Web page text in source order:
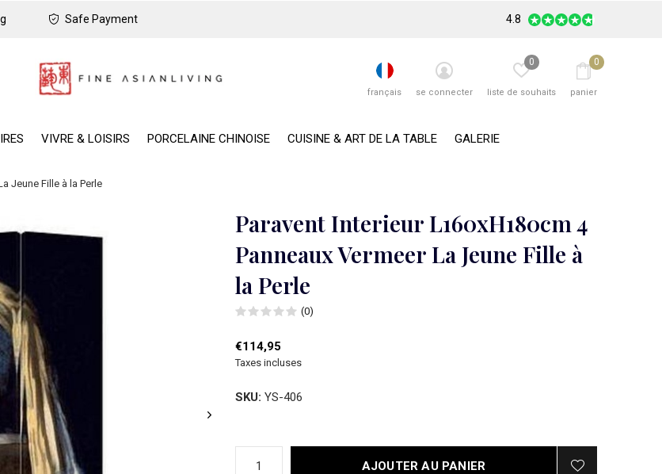
VIVRE & LOISIRS PORCELAINE CHINOISE CUISINE & ART DE LA TABLE GALERIE
français se connecter liste de souhaits
0
panier
0
Safe Payment 4.8
Jeune Fille à la Perle
Paravent Interieur L160xH180cm 4
Panneaux Vermeer La Jeune Fille à
la Perle
(0)
€114,95
Taxes incluses
SKU: YS-406
AJOUTER AU PANIER